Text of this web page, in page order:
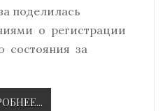
поделилась
о регистрации
состояния за